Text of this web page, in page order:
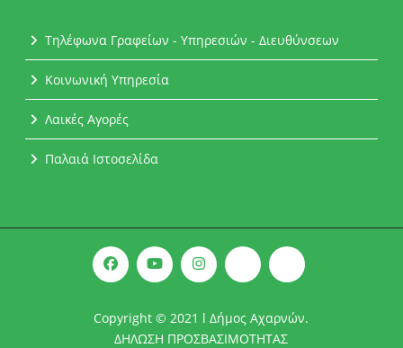
Τηλέφωνα Γραφείων - Υπηρεσιών - Διευθύνσεων
Κοινωνική Υπηρεσία
Λαικές Αγορές
Παλαιά Ιστοσελίδα
Copyright © 2021 l Δήμος Αχαρνών.
ΔΗΛΩΣΗ ΠΡΟΣΒΑΣΙΜΟΤΗΤΑΣ